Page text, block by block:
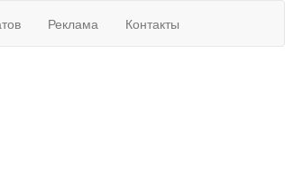
Реклама Контакты